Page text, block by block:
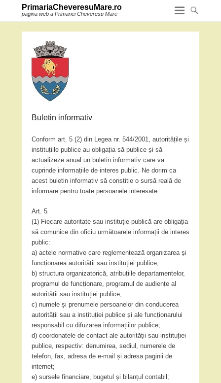
PrimariaCheveresuMare.ro
pagina web a Primariei Cheveresu Mare
Buletin informativ
Conform art. 5 (2) din Legea nr. 544/2001, autoritățile și
instituțiile publice au obligația să publice și să
actualizeze anual un buletin informativ care va
cuprinde informațiile de interes public. Ne dorim ca
acest buletin informativ să constitie o sursă reală de
informare pentru toate persoanele interesate.
Art. 5
(1) Fiecare autoritate sau instituție publică are obligația
să comunice din oficiu următoarele informații de interes
public:
a) actele normative care reglementează organizarea și
funcționarea autorității sau instituției publice;
b) structura organizatorică, atribuțiile departamentelor,
programul de funcționare, programul de audiențe al
autorității sau instituției publice;
c) numele și prenumele persoanelor din conducerea
autorității sau a instituției publice și ale funcționarului
responsabil cu difuzarea informațiilor publice;
d) coordonatele de contact ale autorității sau instituției
publice, respectiv: denumirea, sediul, numerele de
telefon, fax, adresa de e-mail și adresa paginii de
internet;
e) sursele financiare, bugetul și bilanțul contabil;